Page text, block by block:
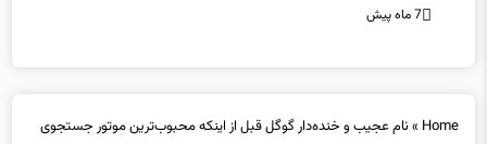
7 ماه پیش
Home
» نام عجیب و خنده‌دار گوگل قبل از اینکه محبوب‌ترین موتور جستجوی